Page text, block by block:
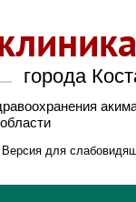
города
Версия для